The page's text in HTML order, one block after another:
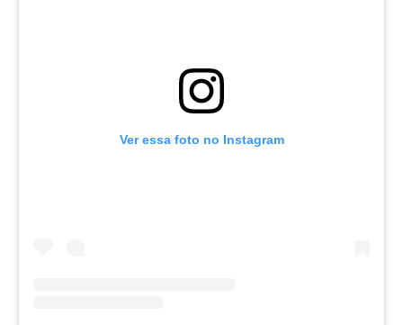
Ver essa foto no Instagram